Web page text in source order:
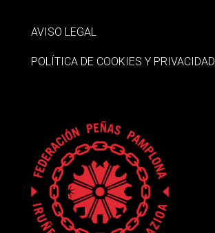
AVISO LEGAL
POLÍTICA DE COOKIES Y PRIVACIDAD